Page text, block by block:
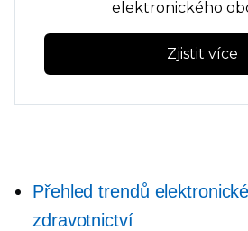
elektronického
Zjistit více
Přehled trendů
zdravotnictví